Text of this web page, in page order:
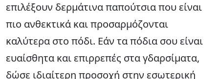
επιλέξουν δερμάτινα παπούτσια που είναι
πιο ανθεκτικά και προσαρμόζονται
καλύτερα στο πόδι. Εάν τα πόδια σου είναι
ευαίσθητα και επιρρεπές στα γδαρσίματα,
δώσε ιδιαίτερη προσοχή στην εσωτερική